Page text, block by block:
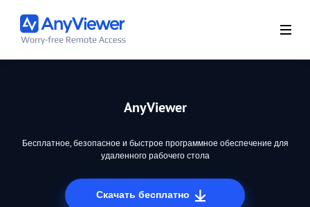
AnyViewer
Бесплатное, безопасное и быстрое программное обеспечение для
удаленного рабочего стола
Скачать бесплатно